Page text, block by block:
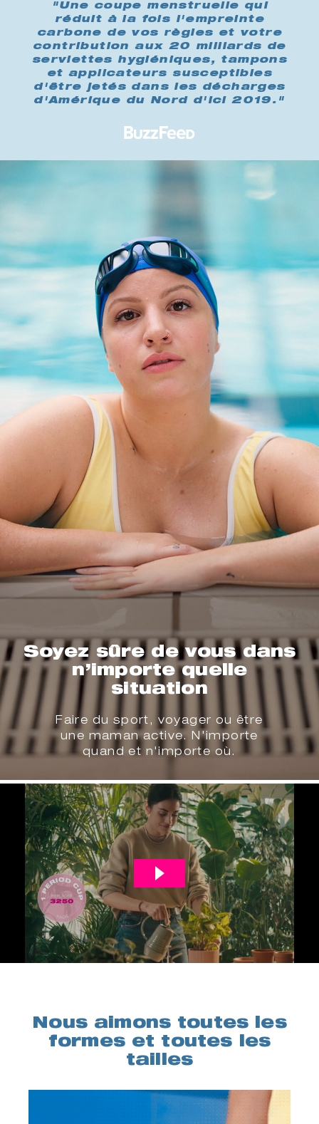
"Une coupe menstruelle qui
réduit à la fois l'empreinte
carbone de vos règles et votre
contribution aux 20 milliards de
serviettes hygiéniques, tampons
et applicateurs susceptibles
d'être jetés dans les décharges
d'Amérique du Nord d'ici 2019."
Soyez sûre de vous dans
n’importe quelle
situation
Faire du sport, voyager ou être
une maman active. N'importe
quand et n'importe où.
Nous aimons toutes les
formes et toutes les
tailles